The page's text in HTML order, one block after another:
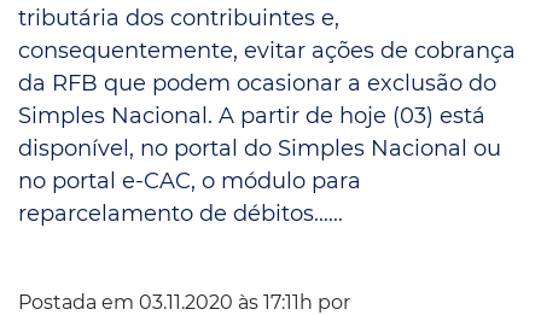
tributária dos contribuintes e,
consequentemente, evitar ações de cobrança
da RFB que podem ocasionar a exclusão do
Simples Nacional. A partir de hoje (03) está
disponível, no portal do Simples Nacional ou
no portal e-CAC, o módulo para
reparcelamento de débitos......
Postada em 03.11.2020 às 17:11h por